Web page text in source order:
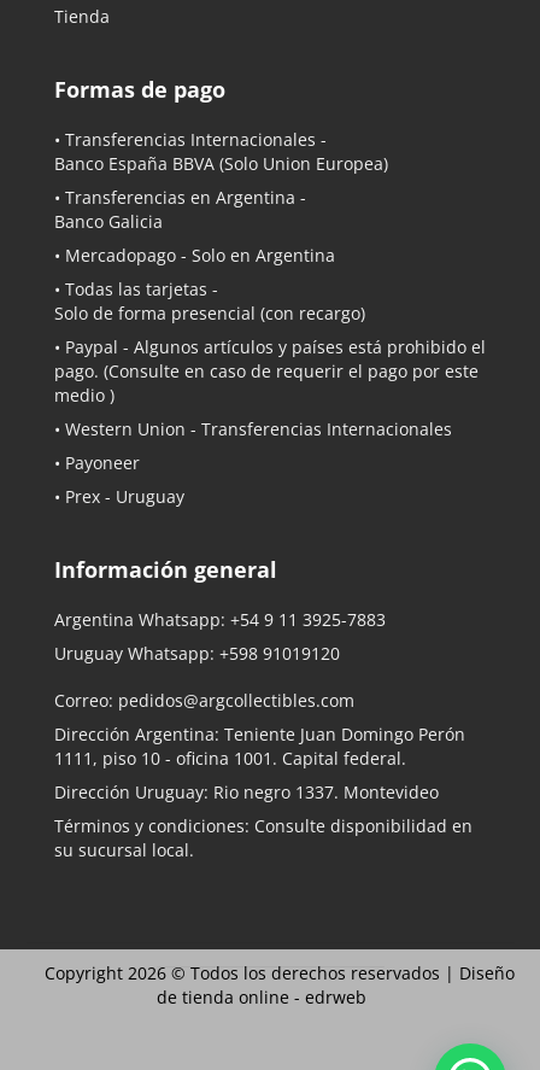
Tienda
Formas de pago
• Transferencias Internacionales -
Banco España BBVA (Solo Union Europea)
• Transferencias en Argentina -
Banco Galicia
• Mercadopago - Solo en Argentina
• Todas las tarjetas -
Solo de forma presencial (con recargo)
• Paypal - Algunos artículos y países está prohibido el
pago. (Consulte en caso de requerir el pago por este
medio )
• Western Union - Transferencias Internacionales
• Payoneer
• Prex - Uruguay
Información general
Argentina Whatsapp: +54 9 11 3925-7883
Uruguay Whatsapp: +598 91019120
Correo: pedidos@argcollectibles.com
Dirección Argentina: Teniente Juan Domingo Perón
1111, piso 10 - oficina 1001. Capital federal.
Dirección Uruguay: Rio negro 1337. Montevideo
Términos y condiciones: Consulte disponibilidad en
su sucursal local.
Copyright 2026 © Todos los derechos reservados | Diseño
de tienda online - edrweb